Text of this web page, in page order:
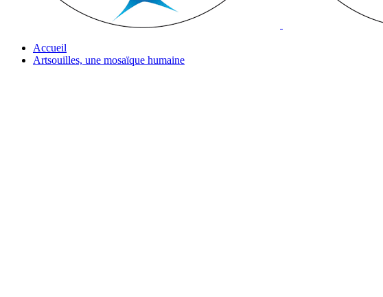
Accueil
Artsouilles, une mosaïque humaine